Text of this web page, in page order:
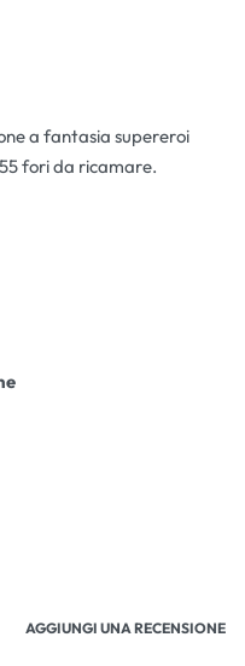
a fantasia supereroi
fori da ricamare.
AGGIUNGI UNA RECENSIONE